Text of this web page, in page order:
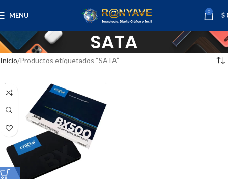
MENU 0 $
SATA
Inicio Productos etiquetados “SATA”